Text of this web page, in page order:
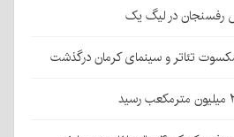
رفسنجان در لیگ یک
تئاتر و سینمای کرمان درگذشت